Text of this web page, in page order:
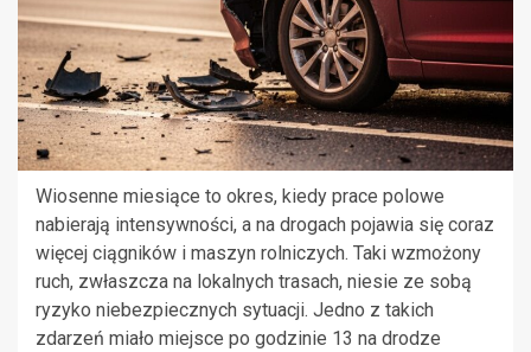
Wiosenne miesiące to okres, kiedy prace polowe
nabierają intensywności, a na drogach pojawia się coraz
więcej ciągników i maszyn rolniczych. Taki wzmożony
ruch, zwłaszcza na lokalnych trasach, niesie ze sobą
ryzyko niebezpiecznych sytuacji. Jedno z takich
zdarzeń miało miejsce po godzinie 13 na drodze